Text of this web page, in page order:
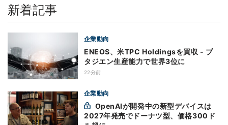
新着記事
企業動向
ENEOS、米TPC Holdingsを買収 - ブ
タジエン生産能力で世界3位に
22分前
企業動向
2027年発売でドーナツ型、価格300ド